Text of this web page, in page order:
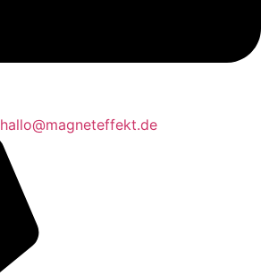
hallo@magneteffekt.de